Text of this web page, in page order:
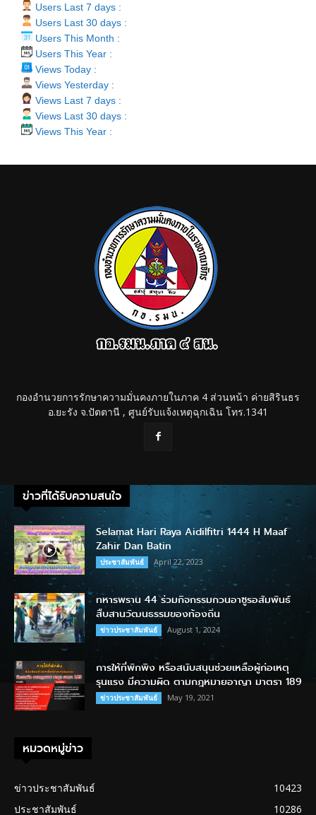
Users Last 7 days :
Users Last 30 days :
Users This Month :
Users This Year :
Views Today :
Views Yesterday :
Views Last 7 days :
Views Last 30 days :
Views This Year :
กองอำนวยการรักษาความมั่นคงภายในภาค 4 ส่วนหน้า ค่ายสิรินธร
อ.ยะรัง จ.ปัตตานี , ศูนย์รับแจ้งเหตุฉุกเฉิน โทร.1341
ข่าวที่ได้รับความสนใจ
Selamat Hari Raya Aidilfitri 1444 H Maaf
Zahir Dan Batin
ประชาสัมพันธ์ April 22, 2023
ทหารพราน 44 ร่วมกิจกรรมกวนอาซูรอสัมพันธ์
สืบสานวัฒนธรรมของท้องถิ่น
ข่าวประชาสัมพันธ์ August 1, 2024
การให้ที่พักพิง หรือสนับสนุนช่วยเหลือผู้ก่อเหตุ
รุนแรง มีความผิด ตามกฎหมายอาญา มาตรา 189
ข่าวประชาสัมพันธ์ May 19, 2021
หมวดหมู่ข่าว
ข่าวประชาสัมพันธ์
10423
ประชาสัมพันธ์
10286